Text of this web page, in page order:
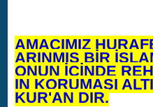
AMACIMIZ
ARINMIŞ BİR
ONUN İÇİNDE
IN KORUMASI
KUR'AN DIR.